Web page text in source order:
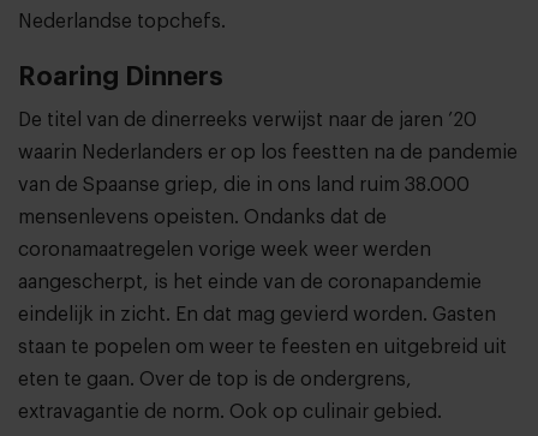
Nederlandse topchefs.
Roaring Dinners
De titel van de dinerreeks verwijst naar de jaren ’20
waarin Nederlanders er op los feestten na de pandemie
van de Spaanse griep, die in ons land ruim 38.000
mensenlevens opeisten. Ondanks dat de
coronamaatregelen vorige week weer werden
aangescherpt, is het einde van de coronapandemie
eindelijk in zicht. En dat mag gevierd worden. Gasten
staan te popelen om weer te feesten en uitgebreid uit
eten te gaan. Over de top is de ondergrens,
extravagantie de norm. Ook op culinair gebied.